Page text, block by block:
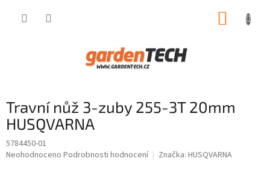
Travní nůž 3-zuby 255-3T 20mm
HUSQVARNA
5784450-01
Průměrné
Neohodnoceno Podrobnosti hodnocení Značka: HUSQVARNA